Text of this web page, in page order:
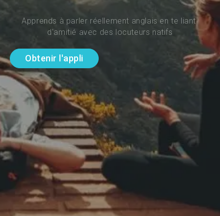
Apprends à parler réellement anglais en te liant
d'amitié avec des locuteurs natifs
Obtenir l'appli